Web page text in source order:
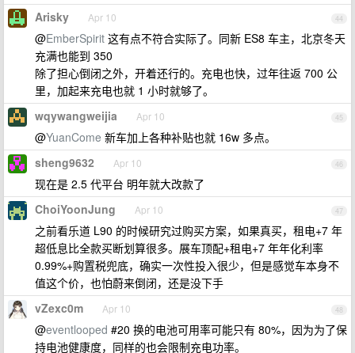
44
Arisky Apr 10
@EmberSpirit 这有点不符合实际了。同新 ES8 车主，北京冬天
充满也能到 350
除了担心倒闭之外，开着还行的。充电也快，过年往返 700 公
里，加起来充电也就 1 小时就够了。
45
wqywangweijia Apr 10
@YuanCome 新车加上各种补贴也就 16w 多点。
46
sheng9632 Apr 10
现在是 2.5 代平台 明年就大改款了
47
ChoiYoonJung Apr 10
之前看乐道 L90 的时候研究过购买方案，如果真买，租电+7 年
超低息比全款买断划算很多。展车顶配+租电+7 年年化利率
0.99%+购置税兜底，确实一次性投入很少，但是感觉车本身不
值这个价，也怕蔚来倒闭，还是没下手
48
vZexc0m Apr 10
@eventlooped #20 换的电池可用率可能只有 80%，因为为了保
持电池健康度，同样的也会限制充电功率。